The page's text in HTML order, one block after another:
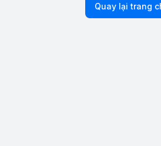
Quay lại trang